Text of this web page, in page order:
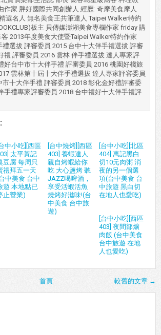
作家 胖好國際共同創辦人 經歷: 奇摩美食摩人
選名人 無名美食王共筆達人 Taipei Walker特約
板主 貝傳媒澎湖美食專欄作家 friday 購
2013年度美食大使暨Taipei Walker特約作家
禮選拔 評審委員 2015 台中十大伴手禮選拔 評審
禮 評審委員 2016 雲林 伴手禮選拔 達人專家評
好台中市十大伴手禮 評審委員 2016 桃園好棧旅
雲林第十屆十大伴手禮選拔 達人專家評審委員
市十大伴手禮 評審委員 2018 彰化金好禮評審委
手禮專家評審委員 2018 台中禮好十大伴手禮評
中小吃][西區
太平黃記
豆腐 每周只
禮拜五一天
中美食 台中
遊 本地點已
止營業)
[台中燒烤][西區
403] 養蝦達人
親自烤蝦給你
吃 大心鹽烤 聽
JAZZ喝啤酒，
享受活蝦活魚
燒烤好滋味!(台
中美食 台中旅
遊)
[台中小吃][北區
404] 萬記黑白
切10元肉粥 消
夜的另一個選
項(台中美食 台
中旅遊 黑白切
在地人也愛吃)
[台中小吃][西區
403] 夜間部爌
肉飯 (台中美食
台中旅遊 在地
人也愛吃)
較舊的文章 →
首頁